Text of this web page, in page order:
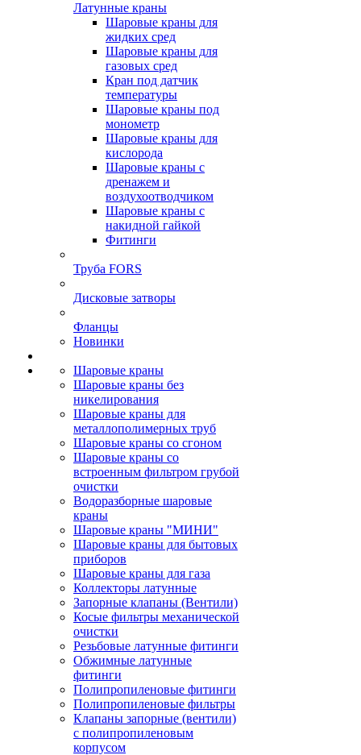
Латунные краны
Шаровые краны для
жидких сред
Шаровые краны для
газовых сред
Кран под датчик
температуры
Шаровые краны под
монометр
Шаровые краны для
кислорода
Шаровые краны с
дренажем и
воздухоотводчиком
Шаровые краны с
накидной гайкой
Фитинги
Труба FORS
Дисковые затворы
Фланцы
Новинки
Шаровые краны
Шаровые краны без
никелирования
Шаровые краны для
металлополимерных труб
Шаровые краны со сгоном
Шаровые краны со
встроенным фильтром грубой
очистки
Водоразборные шаровые
краны
Шаровые краны "МИНИ"
Шаровые краны для бытовых
приборов
Шаровые краны для газа
Коллекторы латунные
Запорные клапаны (Вентили)
Косые фильтры механической
очистки
Резьбовые латунные фитинги
Обжимные латунные
фитинги
Полипропиленовые фитинги
Полипропиленовые фильтры
Клапаны запорные (вентили)
с полипропиленовым
корпусом